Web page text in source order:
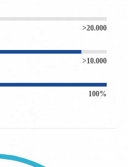
>20.000
>10.000
100%